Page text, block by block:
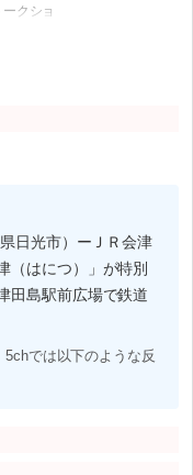
クショ
日光市）ーＪＲ会津
（はにつ）」が特別
田島駅前広場で鉄道
では以下のような反